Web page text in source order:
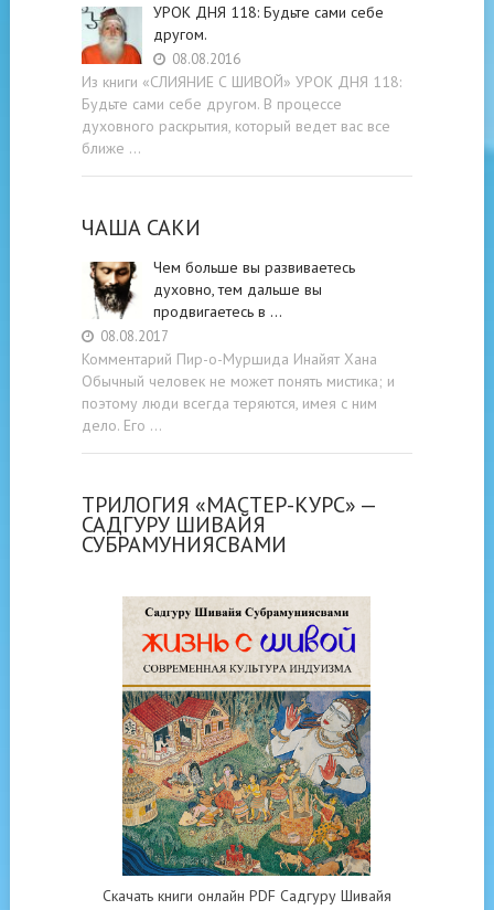
УРОК ДНЯ 118: Будьте cами cебе
другом.
08.08.2016
Из книги «СЛИЯНИЕ С ШИВОЙ» УРОК ДНЯ 118:
Будьте cами cебе другом. В процессе
духовного раскрытия, который ведет вас все
ближе …
ЧАША САКИ
Чем больше вы развиваетесь
духовно, тем дальше вы
продвигаетесь в …
08.08.2017
Комментарий Пир-о-Муршида Инайят Хана
Обычный человек не может понять мистика; и
поэтому люди всегда теряются, имея с ним
дело. Его …
ТРИЛОГИЯ «МАСТЕР-КУРС» —
САДГУРУ ШИВАЙЯ
СУБРАМУНИЯСВАМИ
Скачать книги онлайн PDF Садгуру Шивайя